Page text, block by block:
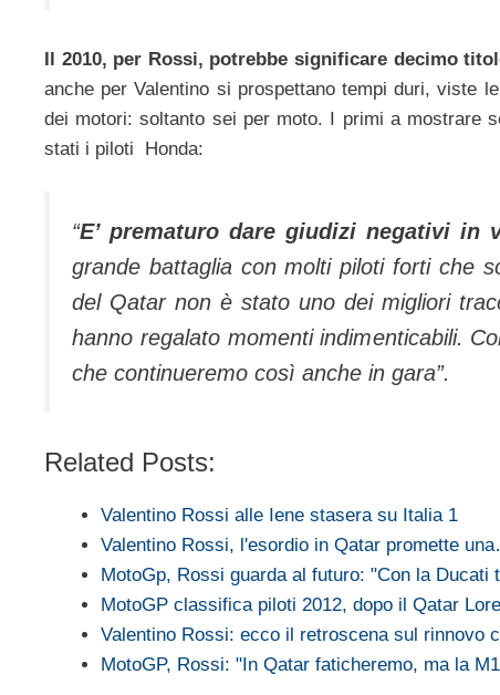
Il 2010, per Rossi, potrebbe significare decimo
anche per Valentino si prospettano tempi duri, viste
dei motori: soltanto sei per moto. I primi a mostrare
stati i piloti Honda:
“E’ prematuro dare giudizi negativi in
grande battaglia con molti piloti forti che
del Qatar non è stato uno dei migliori
hanno regalato momenti indimenticabili.
che continueremo così anche in gara”.
Related Posts:
Valentino Rossi alle Iene stasera su Italia 1
Valentino Rossi, l'esordio in Qatar promette
MotoGp, Rossi guarda al futuro: "Con la Ducati
MotoGP classifica piloti 2012, dopo il Qatar
Valentino Rossi: ecco il retroscena sul rinnovo
MotoGP, Rossi: "In Qatar faticheremo, ma la